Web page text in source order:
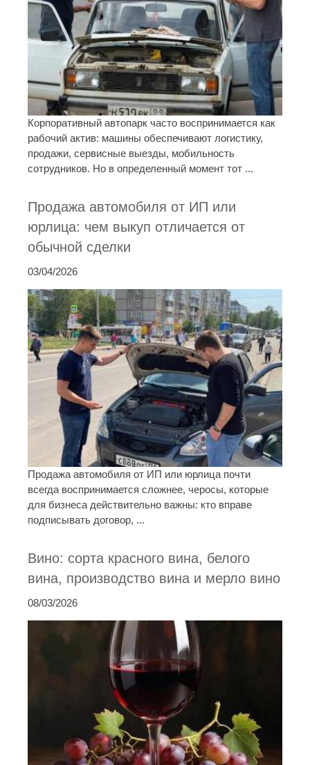
Корпоративный автопарк часто воспринимается как
рабочий актив: машины обеспечивают логистику,
продажи, сервисные выезды, мобильность
сотрудников. Но в определенный момент тот ...
Продажа автомобиля от ИП или
юрлица: чем выкуп отличается от
обычной сделки
03/04/2026
Продажа автомобиля от ИП или юрлица почти
всегда воспринимается сложнее, черосы, которые
для бизнеса действительно важны: кто вправе
подписывать договор, ...
Вино: сорта красного вина, белого
вина, производство вина и мерло вино
08/03/2026